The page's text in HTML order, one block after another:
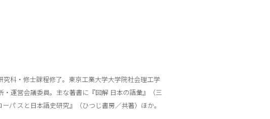
科・修士課程修了。東京工業大学大学院社会理工学
運営会議委員。主な著書に『図解 日本の語彙』（三
パ スと日本語史研究』（ひつじ書房／共著）ほか。